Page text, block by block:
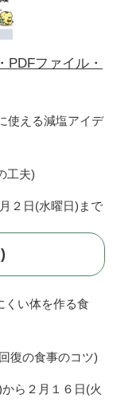
PDFファイル・
使える減塩アイデ
夫)
日(水曜日)まで
)
くい体を作る食
食事のコツ)
ら２月１６日(火